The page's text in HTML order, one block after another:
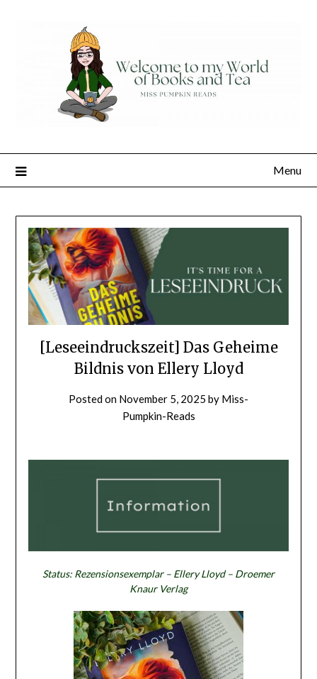
Menu
[Leseeindruckszeit] Das Geheime
Bildnis von Ellery Lloyd
Posted on November 5, 2025 by Miss-
Pumpkin-Reads
Status: Rezensionsexemplar – Ellery Lloyd – Droemer
Knaur Verlag